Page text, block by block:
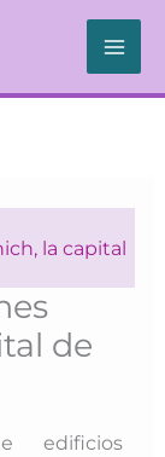
la capital
de
edificios